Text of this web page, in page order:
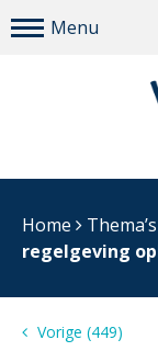
Home
regelgeving
Vorige (449)